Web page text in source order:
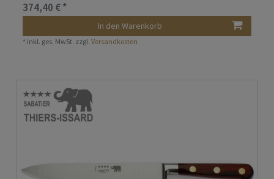
374,40 € *
In den Warenkorb
* inkl. ges. MwSt. zzgl.Versandkosten